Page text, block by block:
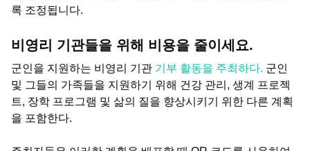
록 조정됩니다.
비영리 기관들을 위해 비용을 줄이세요.
군인을 지원하는 비영리 기관 기부 활동을 주최하다. 군인
및 그들의 가족들을 지원하기 위해 건강 관리, 생계 프로젝
트, 장학 프로그램 및 삶의 질을 향상시키기 위한 다른 계획
을 포함한다.